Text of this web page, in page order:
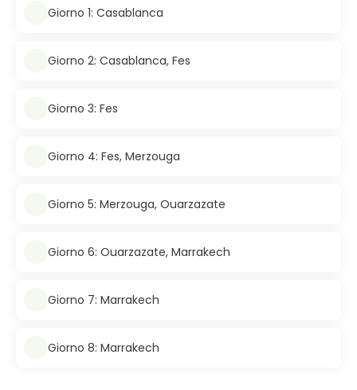
Giorno 1: Casablanca
Giorno 2: Casablanca, Fes
Giorno 3: Fes
Giorno 4: Fes, Merzouga
Giorno 5: Merzouga, Ouarzazate
Giorno 6: Ouarzazate, Marrakech
Giorno 7: Marrakech
Giorno 8: Marrakech